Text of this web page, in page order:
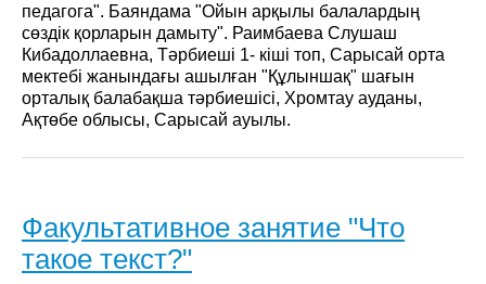
педагога". Баяндама "Ойын арқылы балалардың
сөздік қорларын дамыту". Раимбаева Слушаш
Кибадоллаевна, Тәрбиеші 1- кіші топ, Сарысай орта
мектебі жанындағы ашылған "Құлыншақ" шағын
орталық балабақша тәрбиешісі, Хромтау ауданы,
Ақтөбе облысы, Сарысай ауылы.
Факультативное занятие "Что
такое текст?"